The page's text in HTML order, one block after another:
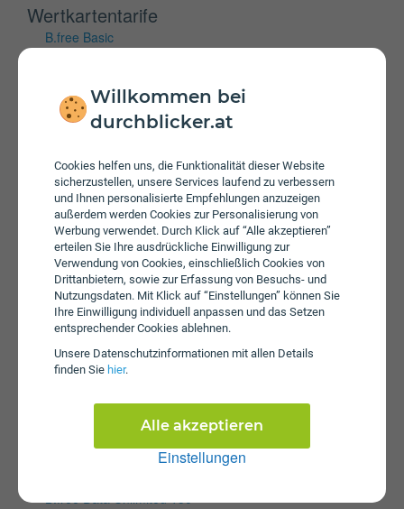
Willkommen bei
durchblicker.at
Cookies helfen uns, die Funktionalität dieser Website
sicherzustellen, unsere Services laufend zu verbessern
und Ihnen personalisierte Empfehlungen anzuzeigen
außerdem werden Cookies zur Personalisierung von
Werbung verwendet. Durch Klick auf “Alle akzeptieren”
erteilen Sie Ihre ausdrückliche Einwilligung zur
Verwendung von Cookies, einschließlich Cookies von
Drittanbietern, sowie zur Erfassung von Besuchs- und
Nutzungsdaten. Mit Klick auf “Einstellungen” können Sie
Ihre Einwilligung individuell anpassen und das Setzen
entsprechender Cookies ablehnen.
Unsere Daten­schutz­informationen mit allen Details
finden Sie hier.
Einstellungen
Alle akzeptieren
Wertkartentarife
B.free Basic
B.free S Wertkarte
Vertragstarife
A1 Cube Internet 100 Flex
A1 Cube Internet 150 Flex
A1 Cube Internet 50 Flex
A1 Youth Cube
A1 Cube Internet 150
A1 Cube Internet 250
A1 Cube Internet 50
A1 Cube Internet 500
SIMply Data L
SIMply Data XS
Wertkartentarife